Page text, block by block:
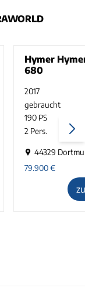
Hymer
680
2017
gebraucht
190 PS
2 Pers.
44329
79.900€